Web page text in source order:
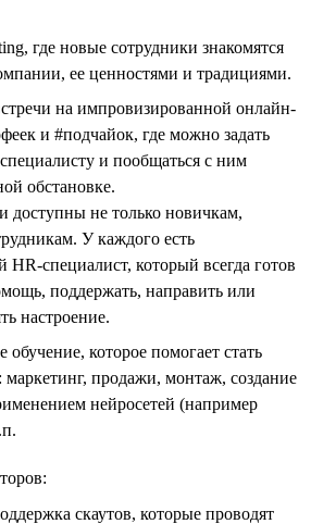
где новые сотрудники знакомятся
ее ценностями и традициями.
на импровизированной онлайн-
и #подчайок, где можно задать
и пообщаться с ним
обстановке.
доступны не только новичкам,
У каждого есть
HR-специалист, который всегда готов
поддержать, направить или
настроение.
обучение, которое помогает стать
маркетинг, продажи, монтаж, создание
нейросетей (например
скаутов, которые проводят